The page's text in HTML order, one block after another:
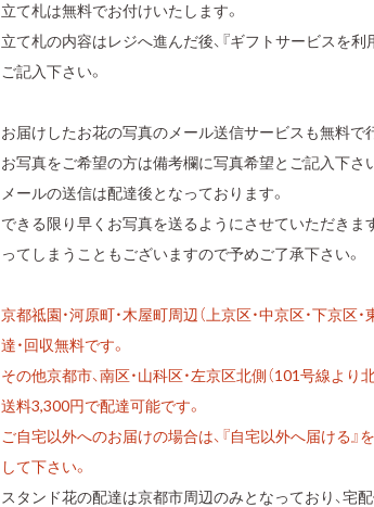
立て札は無料でお付けいたします。
立て札の内容はレジへ進んだ後、『ギフトサービスを利
ご記入下さい。
お届けしたお花の写真のメール送信サービスも無料で
お写真をご希望の方は備考欄に写真希望とご記入下さ
メールの送信は配達後となっております。
できる限り早くお写真を送るようにさせていただきま
ってしまうこともございますので予めご了承下さい。
京都祗園・河原町・木屋町周辺（上京区・中京区・下京区
達・回収無料です。
その他京都市、南区・山科区・左京区北側（101号線より北
送料3,300円で配達可能です。
ご自宅以外へのお届けの場合は、『自宅以外へ届ける』
して下さい。
スタンド花の配達は京都市周辺のみとなっており、宅